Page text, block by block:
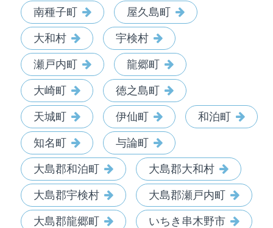
南種子町 屋久島町
大和村 宇検村
瀬戸内町 龍郷町
大崎町 徳之島町
天城町 伊仙町 和泊町
知名町 与論町
大島郡和泊町 大島郡大和村
大島郡宇検村 大島郡瀬戸内町
大島郡龍郷町 いちき串木野市